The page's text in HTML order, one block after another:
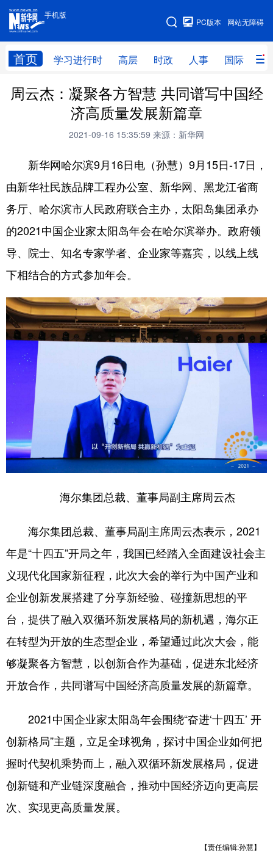
手机版
网站无障碍
PC版本
首页 学习进行时 高层 时政 人事 国际 财
手机版
网站地图
学习进行时 高层 时政 人事
财经 网评
全球连线
科技 科创 量子 体育
文化 书画 健康 军事
法律 中央文件 金融 汽车
食品 人居
学术中国 乡村振兴 银龄 溯源中国
城市 旅游 能源 会展
彩票 悦读
公益 一带一路 亚太网 上市公司
文化产业
地方频道
北京 天津 河北 山西
吉林 上海 江苏
浙江 安徽 福建 江西
山东 河南 湖北 湖南
广东 广西 海南 重庆
四川 贵州 云南 西藏
陕西 甘肃 青海 宁夏
English Español Français عربى
Deutsch Português
周云杰：凝聚各方智慧 共同谱写中国经
济高质量发展新篇章
2021-09-16 15:35:59 来源：新华网
新华网哈尔滨9月16日电（孙慧）9月15日-17日，
由新华社民族品牌工程办公室、新华网、黑龙江省商
务厅、哈尔滨市人民政府联合主办，太阳岛集团承办
的2021中国企业家太阳岛年会在哈尔滨举办。政府领
导、院士、知名专家学者、企业家等嘉宾，以线上线
下相结合的方式参加年会。
海尔集团总裁、董事局副主席周云杰
海尔集团总裁、董事局副主席周云杰表示，2021
年是“十四五”开局之年，我国已经踏入全面建设社会主
义现代化国家新征程，此次大会的举行为中国产业和
企业创新发展搭建了分享新经验、碰撞新思想的平
台，提供了融入双循环新发展格局的新机遇，海尔正
在转型为开放的生态型企业，希望通过此次大会，能
够凝聚各方智慧，以创新合作为基础，促进东北经济
开放合作，共同谱写中国经济高质量发展的新篇章。
2021中国企业家太阳岛年会围绕“奋进‘十四五’ 开
创新格局”主题，立足全球视角，探讨中国企业如何把
握时代契机乘势而上，融入双循环新发展格局，促进
创新链和产业链深度融合，推动中国经济迈向更高层
次、实现更高质量发展。
【责任编辑:孙慧】